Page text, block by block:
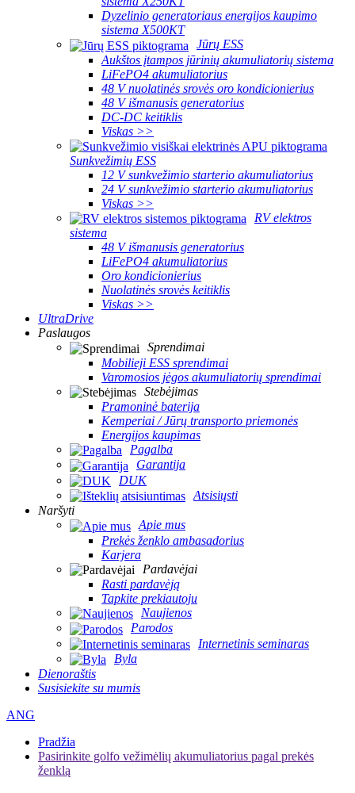
Dyzelinio generatoriaus energijos kaupimo
sistema X500KT
Jūrų ESS
Aukštos įtampos jūrinių akumuliatorių sistema
LiFePO4 akumuliatorius
48 V nuolatinės srovės oro kondicionierius
48 V išmanusis generatorius
DC-DC keitiklis
Viskas >>
Sunkvežimių ESS
12 V sunkvežimio starterio akumuliatorius
24 V sunkvežimio starterio akumuliatorius
Viskas >>
RV elektros
sistema
48 V išmanusis generatorius
LiFePO4 akumuliatorius
Oro kondicionierius
Nuolatinės srovės keitiklis
Viskas >>
UltraDrive
Paslaugos
Sprendimai
Mobilieji ESS sprendimai
Varomosios jėgos akumuliatorių sprendimai
Stebėjimas
Pramoninė baterija
Kemperiai / Jūrų transporto priemonės
Energijos kaupimas
Pagalba
Garantija
DUK
Atsisiųsti
Naršyti
Apie mus
Prekės ženklo ambasadorius
Karjera
Pardavėjai
Rasti pardavėją
Tapkite prekiautoju
Naujienos
Parodos
Internetinis seminaras
Byla
Dienoraštis
Susisiekite su mumis
ANG
Pradžia
Pasirinkite golfo vežimėlių akumuliatorius pagal prekės
ženklą